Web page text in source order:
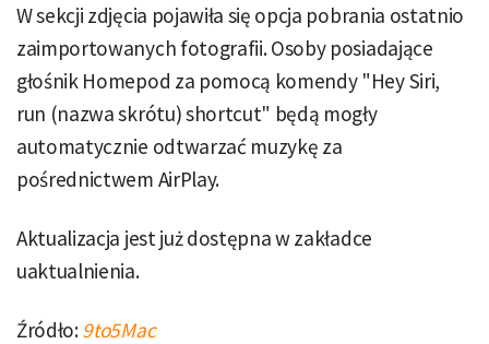
W sekcji zdjęcia pojawiła się opcja pobrania ostatnio
zaimportowanych fotografii. Osoby posiadające
głośnik Homepod za pomocą komendy "Hey Siri,
run (nazwa skrótu) shortcut" będą mogły
automatycznie odtwarzać muzykę za
pośrednictwem AirPlay.
Aktualizacja jest już dostępna w zakładce
uaktualnienia.
Źródło:9to5Mac